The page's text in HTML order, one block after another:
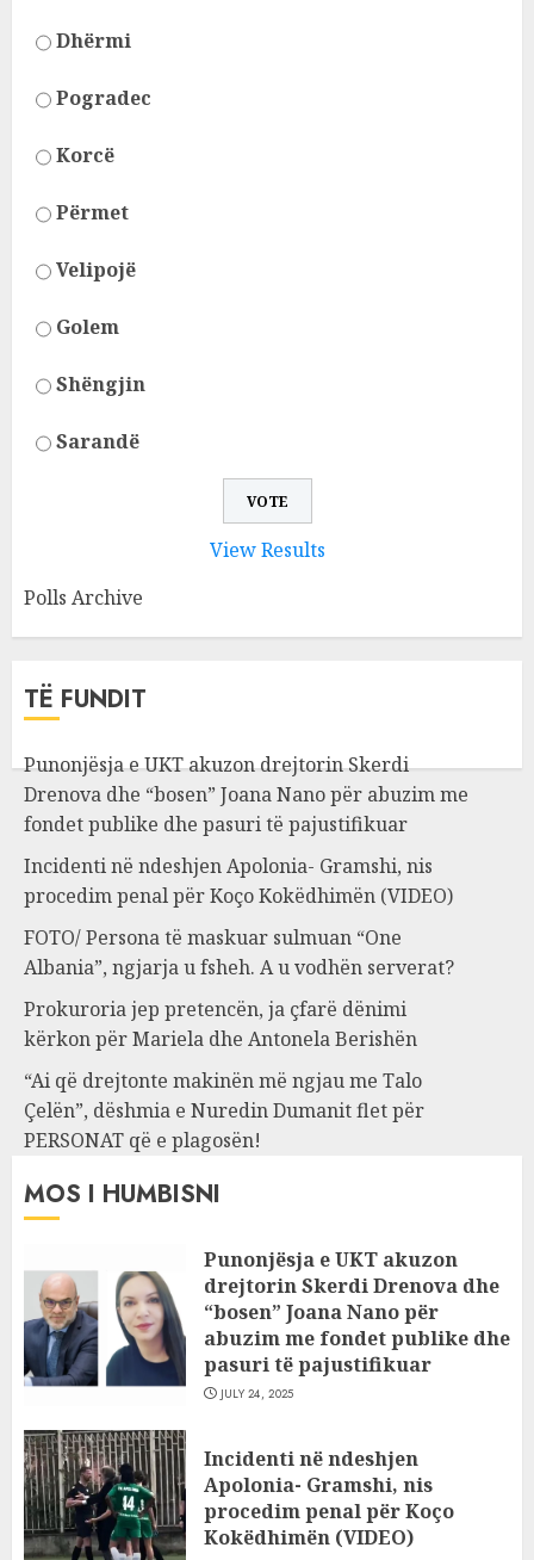
Dhërmi
Pogradec
Korcë
Përmet
Velipojë
Golem
Shëngjin
Sarandë
View Results
Polls Archive
TË FUNDIT
Punonjësja e UKT akuzon drejtorin Skerdi
Drenova dhe “bosen” Joana Nano për abuzim me
fondet publike dhe pasuri të pajustifikuar
Incidenti në ndeshjen Apolonia- Gramshi, nis
procedim penal për Koço Kokëdhimën (VIDEO)
FOTO/ Persona të maskuar sulmuan “One
Albania”, ngjarja u fsheh. A u vodhën serverat?
Prokuroria jep pretencën, ja çfarë dënimi
kërkon për Mariela dhe Antonela Berishën
“Ai që drejtonte makinën më ngjau me Talo
Çelën”, dëshmia e Nuredin Dumanit flet për
PERSONAT që e plagosën!
MOS I HUMBISNI
Punonjësja e UKT akuzon
drejtorin Skerdi Drenova dhe
“bosen” Joana Nano për
abuzim me fondet publike dhe
pasuri të pajustifikuar
JULY 24, 2025
Incidenti në ndeshjen
Apolonia- Gramshi, nis
procedim penal për Koço
Kokëdhimën (VIDEO)